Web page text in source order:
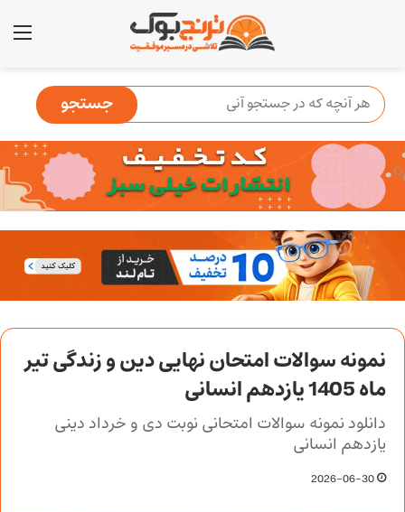
نمونه سوالات امتحان نهایی دین و زندگی تیر
ماه 1405 یازدهم انسانی
دانلود نمونه سوالات امتحانی نوبت دی و خرداد دینی
یازدهم انسانی
2026-06-30